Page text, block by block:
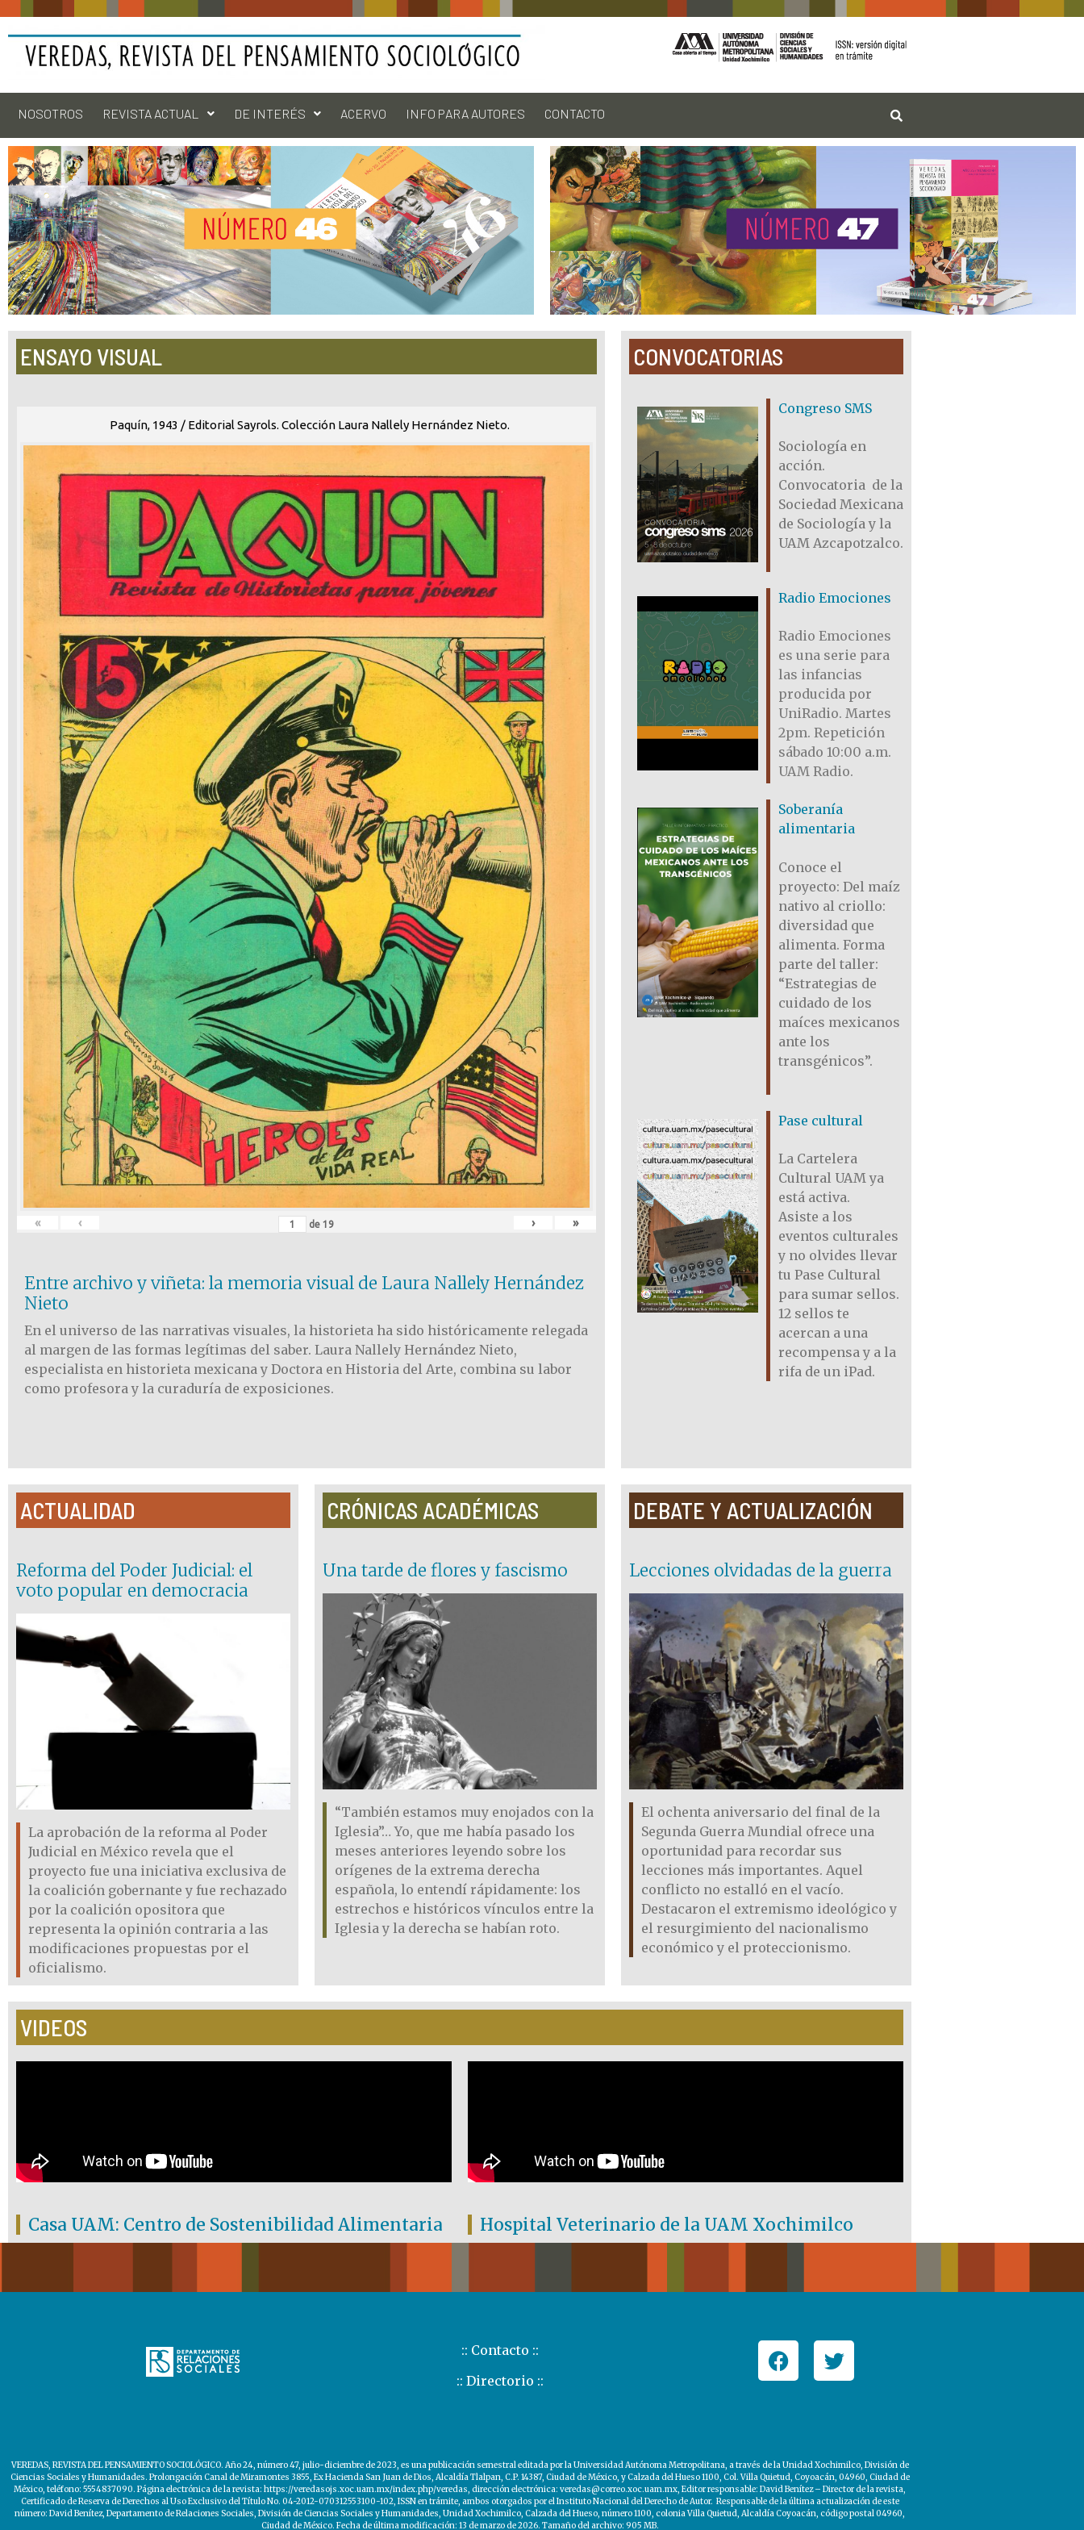
NOSOTROS REVISTA ACTUAL DE INTERÉS ACERVO INFO PARA AUTORES CONTACTO
ENSAYO VISUAL
Paquí­n, 1943 / Editorial Sayrols. Colección Laura Nallely Hernández Nieto.
« ‹ de19 › »
Entre archivo y viñeta: la memoria visual de Laura Nallely Hernández
Nieto
En el universo de las narrativas visuales, la historieta ha sido históricamente relegada
al margen de las formas legítimas del saber. Laura Nallely Hernández Nieto,
especialista en historieta mexicana y Doctora en Historia del Arte, combina su labor
como profesora y la curaduría de exposiciones.
CONVOCATORIAS
Congreso SMS
Sociología en
acción.
Convocatoria de la
Sociedad Mexicana
de Sociología y la
UAM Azcapotzalco.
Radio Emociones
Radio Emociones
es una serie para
las infancias
producida por
UniRadio. Martes
2pm. Repetición
sábado 10:00 a.m.
UAM Radio.
Soberanía
alimentaria
Conoce el
proyecto: Del maíz
nativo al criollo:
diversidad que
alimenta. Forma
parte del taller:
“Estrategias de
cuidado de los
maíces mexicanos
ante los
transgénicos”.
Pase cultural
La Cartelera
Cultural UAM ya
está activa.
Asiste a los
eventos culturales
y no olvides llevar
tu Pase Cultural
para sumar sellos.
12 sellos te
acercan a una
recompensa y a la
rifa de un iPad.
ACTUALIDAD
Reforma del Poder Judicial: el
voto popular en democracia
La aprobación de la reforma al Poder
Judicial en México revela que el
proyecto fue una iniciativa exclusiva de
la coalición gobernante y fue rechazado
por la coalición opositora que
representa la opinión contraria a las
modificaciones propuestas por el
oficialismo.
CRÓNICAS ACADÉMICAS
Una tarde de flores y fascismo
“También estamos muy enojados con la
Iglesia”… Yo, que me había pasado los
meses anteriores leyendo sobre los
orígenes de la extrema derecha
española, lo entendí rápidamente: los
estrechos e históricos vínculos entre la
Iglesia y la derecha se habían roto.
DEBATE Y ACTUALIZACIÓN
Lecciones olvidadas de la guerra
El ochenta aniversario del final de la
Segunda Guerra Mundial ofrece una
oportunidad para recordar sus
lecciones más importantes. Aquel
conflicto no estalló en el vacío.
Destacaron el extremismo ideológico y
el resurgimiento del nacionalismo
económico y el proteccionismo.
VIDEOS
Casa UAM: Centro de Sostenibilidad Alimentaria Hospital Veterinario de la UAM Xochimilco
:: Contacto ::
:: Directorio ::
VEREDAS, REVISTA DEL PENSAMIENTO SOCIOLÓGICO. Año 24, número 47, julio-diciembre de 2023, es una publicación semestral editada por la Universidad Autónoma Metropolitana, a través de la Unidad Xochimilco, División de
Ciencias Sociales y Humanidades. Prolongación Canal de Miramontes 3855, Ex Hacienda San Juan de Dios, Alcaldía Tlalpan, C.P. 14387, Ciudad de México, y Calzada del Hueso 1100, Col. Villa Quietud, Coyoacán, 04960, Ciudad de
México, teléfono: 5554837090. Página electrónica de la revista: https://veredasojs.xoc.uam.mx/index.php/veredas, dirección electrónica: veredas@correo.xoc.uam.mx, Editor responsable: David Benítez – Director de la revista,
Certificado de Reserva de Derechos al Uso Exclusivo del Título No. 04-2012-070312553100-102, ISSN en trámite, ambos otorgados por el Instituto Nacional del Derecho de Autor. Responsable de la última actualización de este
número: David Benítez, Departamento de Relaciones Sociales, División de Ciencias Sociales y Humanidades, Unidad Xochimilco, Calzada del Hueso, número 1100, colonia Villa Quietud, Alcaldía Coyoacán, código postal 04960,
Ciudad de México. Fecha de última modificación: 13 de marzo de 2026. Tamaño del archivo: 905 MB.